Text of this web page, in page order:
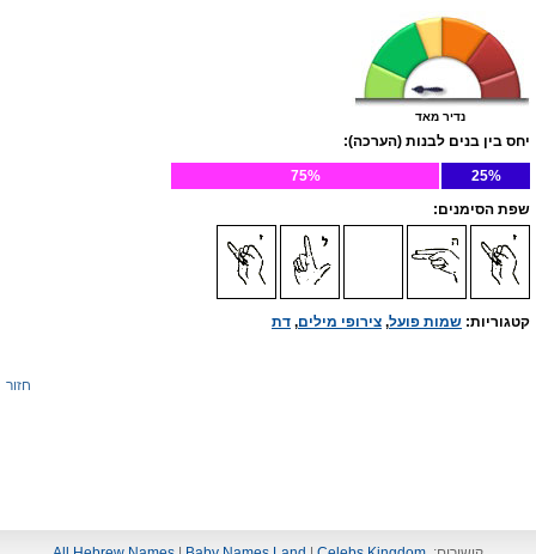
נדיר מאד
יחס בין בנים לבנות (הערכה):
25%
75%
שפת הסימנים:
קטגוריות: שמות פועל, צירופי מילים, דת
חזור